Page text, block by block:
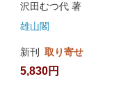
沢田むつ代 著
雄山閣
新刊 取り寄せ
5,830円